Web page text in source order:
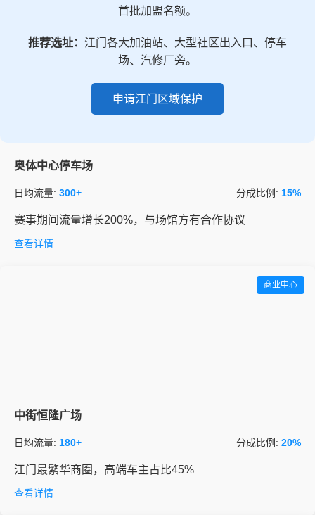
首批加盟名额。
推荐选址： 江门各大加油站、大型社区出入口、停车
场、汽修厂旁。
申请江门区域保护
奥体中心停车场
日均流量: 300+ 分成比例: 15%
赛事期间流量增长200%，与场馆方有合作协议
查看详情
商业中心
中街恒隆广场
日均流量: 180+ 分成比例: 20%
江门最繁华商圈，高端车主占比45%
查看详情